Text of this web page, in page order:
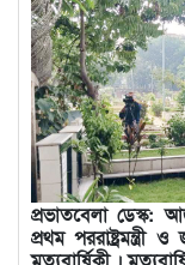
প্রভাতবেলা ডেস্ক:
প্রথম